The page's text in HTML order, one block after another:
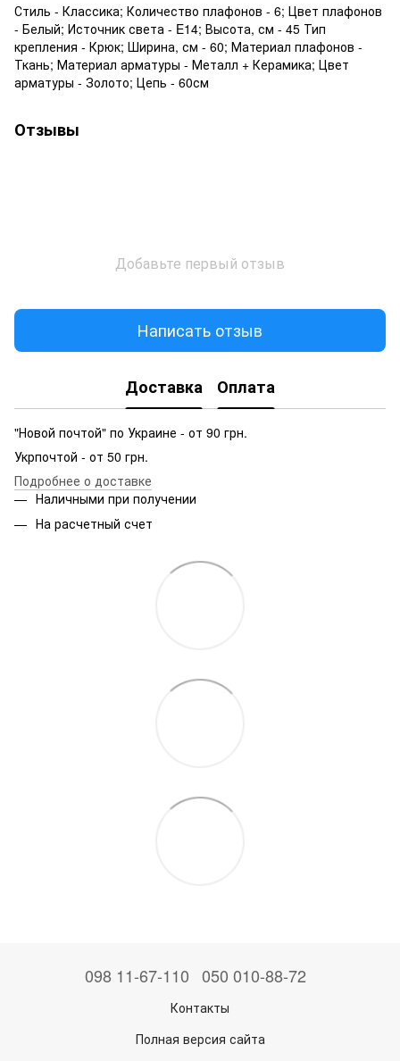
Стиль - Классика; Количество плафонов - 6; Цвет плафонов
- Белый; Источник света - E14; Высота, см - 45 Тип
крепления - Крюк; Ширина, см - 60; Материал плафонов -
Ткань; Материал арматуры - Металл + Керамика; Цвет
арматуры - Золото; Цепь - 60см
Отзывы
Добавьте первый отзыв
Написать отзыв
Доставка Оплата
"Новой почтой" по Украине - от 90 грн.
Укрпочтой - от 50 грн.
Подробнее о доставке
Наличными при получении
На расчетный счет
098 11-67-110 050 010-88-72
Контакты
Полная версия сайта